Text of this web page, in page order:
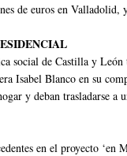
de euros en Valladolid,
social de Castilla y
Isabel Blanco en su
y deban trasladarse
en el proyecto ‘en